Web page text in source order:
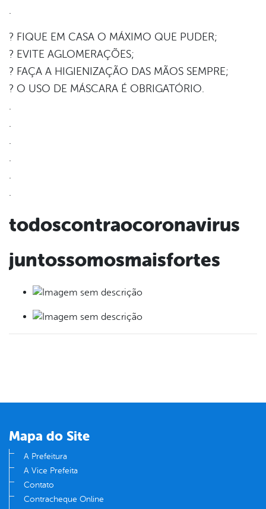
.
? FIQUE EM CASA O MÁXIMO QUE PUDER;
? EVITE AGLOMERAÇÕES;
? FAÇA A HIGIENIZAÇÃO DAS MÃOS SEMPRE;
? O USO DE MÁSCARA É OBRIGATÓRIO.
.
.
.
.
.
.
todoscontraocoronavirus
juntossomosmaisfortes
Mapa do Site
A Prefeitura
A Vice Prefeita
Contato
Contracheque Online